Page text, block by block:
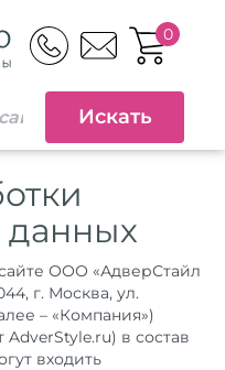
0
данных
ООО «АдверСтайл
г. Москва, ул.
– «Компания»)
AdverStyle.ru) в состав
входить